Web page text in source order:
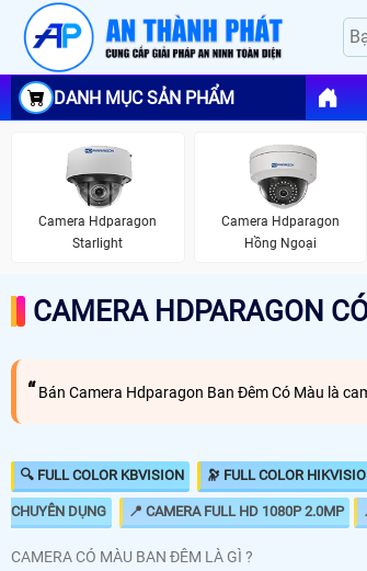
DANH MỤC SẢN PHẨM
Camera Hdparagon
Starlight
Camera Hdparagon
Hồng Ngoại
CAMERA HDPARAGON
Bán Camera Hdparagon Ban Đêm Có Màu là
🔍 FULL COLOR KBVISION 🔭 FULL COLOR
CHUYÊN DỤNG 📍 CAMERA FULL HD 1080P 2.0MP
CAMERA CÓ MÀU BAN ĐÊM LÀ GÌ ?